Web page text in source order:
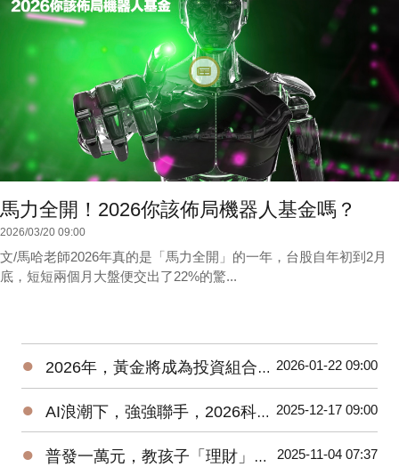
馬力全開！2026你該佈局機器人基金嗎？
2026/03/20 09:00
文/馬哈老師2026年真的是「馬力全開」的一年，台股自年初到2月
底，短短兩個月大盤便交出了22%的驚...
● 2026年，黃金將成為投資組合的核心資產之一？ 2026-01-22 09:00
● AI浪潮下，強強聯手，2026科技基金請抱緊，抱好？！ 2025-12-17 09:00
● 普發一萬元，教孩子「理財」與「詐騙」最佳時刻 2025-11-04 07:37